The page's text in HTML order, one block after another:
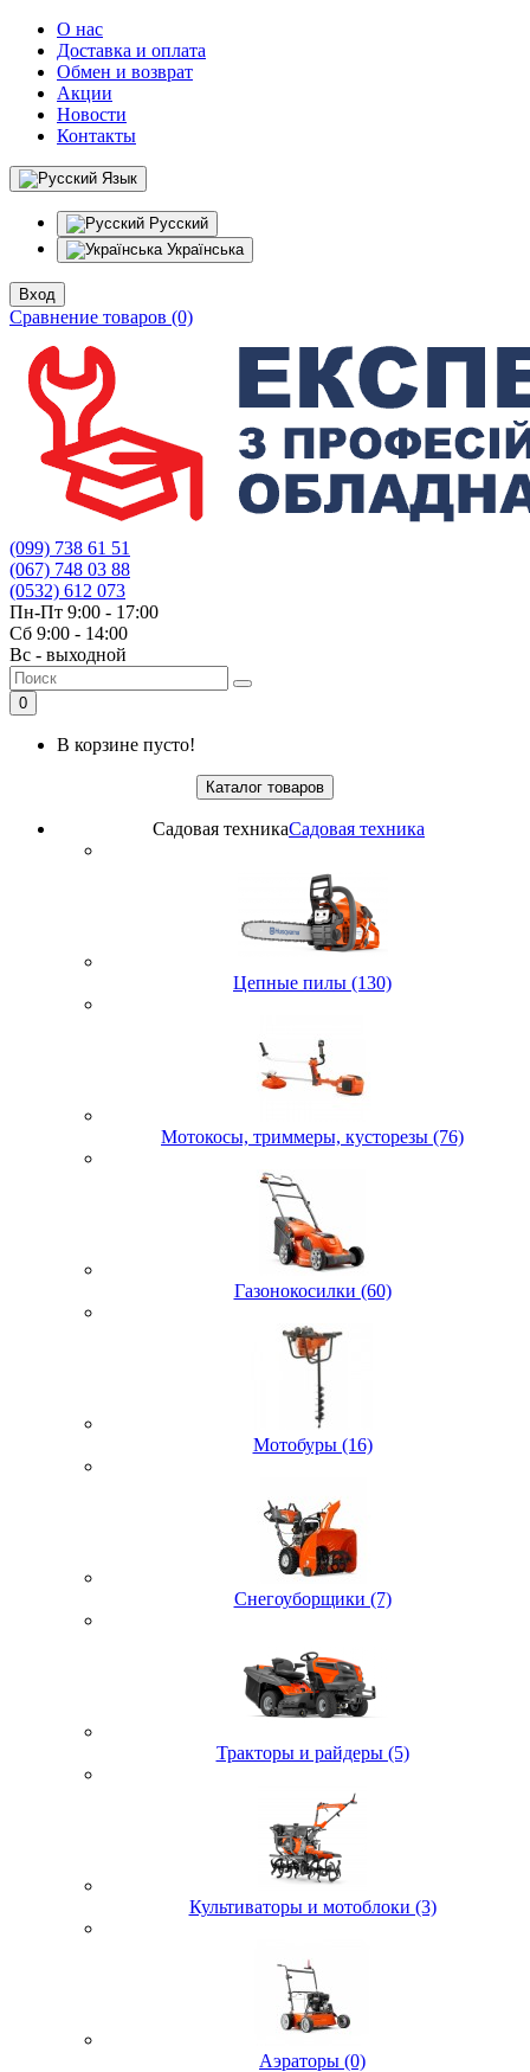
О нас
Доставка и оплата
Обмен и возврат
Акции
Новости
Контакты
Язык
Русский
Українська
Вход
Сравнение товаров (0)
(099) 738 61 51
(067) 748 03 88
(0532) 612 073
Пн-Пт 9:00 - 17:00
Сб 9:00 - 14:00
Вс - выходной
0
В корзине пусто!
Каталог товаров
Садовая техникаСадовая техника
Цепные пилы (130)
Мотокосы, триммеры, кусторезы (76)
Газонокосилки (60)
Мотобуры (16)
Снегоуборщики (7)
Тракторы и райдеры (5)
Культиваторы и мотоблоки (3)
Аэраторы (0)